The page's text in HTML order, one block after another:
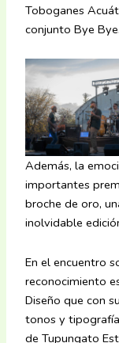
Toboganes
conjunto Bye Bye.
Además, la
importantes
broche de oro,
inolvidable
En el encuentro
reconocimiento
Diseño que con
tonos y
de Tupungato